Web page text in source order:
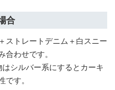
合
ストレートデニム＋白スニー
わせです。
シルバー系にするとカーキ
す。